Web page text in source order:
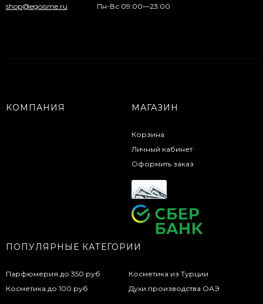
shop@egoisme.ru Пн-Вс 09:00—23:00
КОМПАНИЯ МАГАЗИН
Корзина
Личный кабинет
Оформить заказ
ПОПУЛЯРНЫЕ КАТЕГОРИИ
Парфюмерия до 350 руб
Косметика до 100 руб
Косметика из Турции
Духи производства ОАЭ